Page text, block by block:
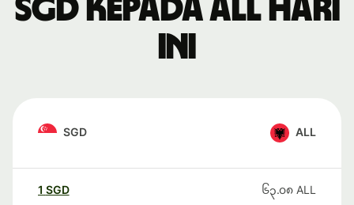
SGD kepada ALL hari
ini
SGD ALL
1 SGD ၆၃.၀၈ ALL